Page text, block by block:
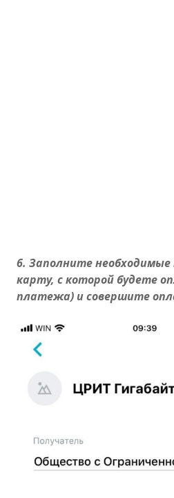
6. Заполните необходимые
карту, с которой будете
платежа) и совершите